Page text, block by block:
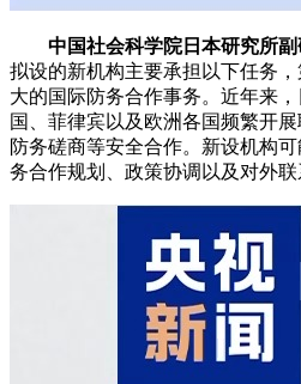
中国社会科学院日本研究所副
拟设的新机构主要承担以下任务
大的国际防务合作事务。近年来
国、菲律宾以及欧洲各国频繁开
防务磋商等安全合作。新设机构
务合作规划、政策协调以及对外联